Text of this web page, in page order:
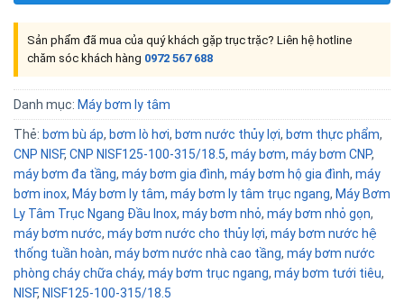
Sản phẩm đã mua của quý khách gặp trục trặc? Liên hệ hotline
chăm sóc khách hàng 0972 567 688
Danh mục: Máy bơm ly tâm
Thẻ: bơm bù áp, bơm lò hơi, bơm nước thủy lợi, bơm thực phẩm,
CNP NISF, CNP NISF125-100-315/18.5, máy bơm, máy bơm CNP,
máy bơm đa tầng, máy bơm gia đình, máy bơm hộ gia đình, máy
bơm inox, Máy bơm ly tâm, máy bơm ly tâm trục ngang, Máy Bơm
Ly Tâm Trục Ngang Đầu Inox, máy bơm nhỏ, máy bơm nhỏ gọn,
máy bơm nước, máy bơm nước cho thủy lợi, máy bơm nước hệ
thống tuần hoàn, máy bơm nước nhà cao tầng, máy bơm nước
phòng cháy chữa cháy, máy bơm trục ngang, máy bơm tưới tiêu,
NISF, NISF125-100-315/18.5